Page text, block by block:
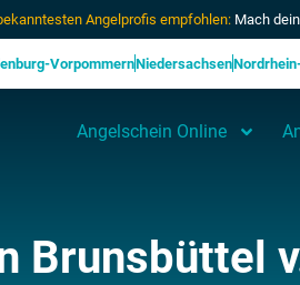
Angelprofis empfohlen:Mach
VorpommernNiedersachsen
Angelschein Online
Brunsbüttel